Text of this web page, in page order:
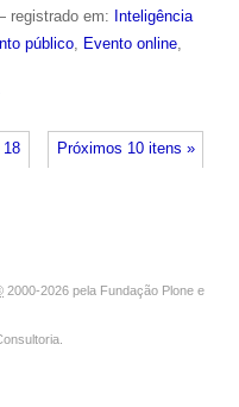
registrado em: Inteligência
público, Evento online,
Próximos 10 itens »
18
2000-2026 pela Fundação Plone e